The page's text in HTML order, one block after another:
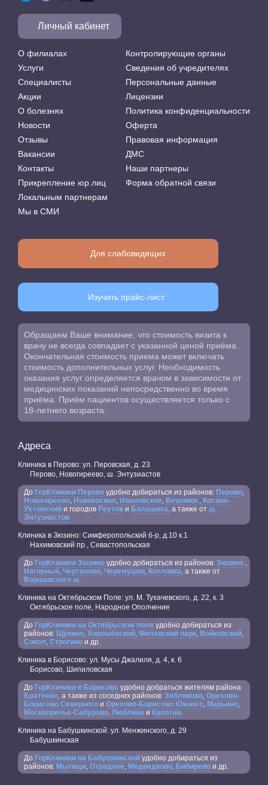
О филиалах
Услуги
Специалисты
Акции
О болезнях
Новости
Отзывы
Вакансии
Контакты
Прикрепление юр.лиц
Локальным партнерам
Мы в СМИ
Контролирующие органы
Сведения об учредителях
Персональные данные
Лицензии
Политика конфиденциальности
Оферта
Правовая информация
ДМС
Наши партнеры
Форма обратной связи
Личный кабинет
Для слабовидящих
Изучить прайс-лист
Обращаем Ваше внимание, что стоимость визита к
врачу не всегда совпадает с указанной ценой приёма.
Окончательная стоимость приема может включать
стоимость дополнительных услуг. Необходимость
оказания услуг определяется врачом в зависимости от
медицинских показаний непосредственно во время
приёма. Приём пациентов осуществляется только с
18-летнего возраста.
Адреса
Клиника в Перово: ул. Перовская, д. 23
Перово, Новогиреево, ш. Энтузиастов
До ГорКлиники Перово удобно добираться из районов: Перово,
Новогиреево, Новокосино, Ивановское, Вешняки , Косино-
Ухтомский и городов Реутов и Балашиха, а также от ш.
Энтузиастов
Клиника в Зюзино: Симферопольский б-р, д.10 к.1
Нахимовский пр., Севастопольская
До ГорКлиники Зюзино удобно добираться из районов: Зюзино ,
Нагорный, Чертаново, Черемушки, Котловка, а также от
Варшавского ш.
Клиника на Октябрьском Поле: ул. М. Тухачевского, д. 22, к. 3
Октябрьское поле, Народное Ополчение
До ГорКлиники на Октябрьском поле удобно добираться из
районов: Щукино, Хорошёвский, Филевский парк, Войковский,
Сокол, Строгино и др.
Клиника в Борисово: ул. Мусы Джалиля, д. 4, к. 6
Борисово, Шипиловская
До ГорКлиники в Борисово удобно добраться жителям района
Братеево, а также из соседних районов: Зябликово, Орехово-
Борисово Северного и Орехово-Борисово Южного, Марьино,
Москворечье-Сабурово, Люблино и Капотни.
Клиника на Бабушкинской: ул. Менжинского, д. 29
Бабушкинская
До ГорКлиники на Бабушкинской удобно добираться из
районов: Мытищи, Отрадное, Медведково, Бибирево и др.